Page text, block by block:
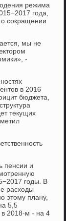
режима
года,
о сокращении
мы не
-
в 2016
бюджета,
текущих
пенсии и
годы. В
расходы
этому плану,
5,5
в 2018-м - на 4